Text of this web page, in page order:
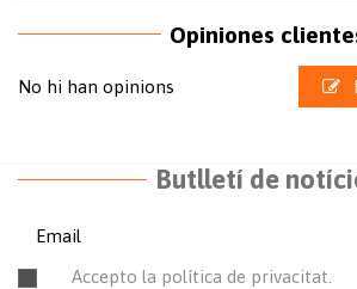
Opiniones
No hi han opinions
Butlletí de
Accepto la política de privacitat.